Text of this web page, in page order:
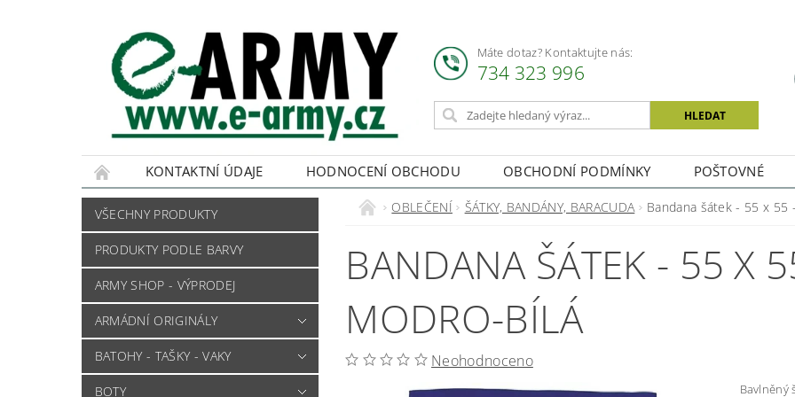
Máte dotaz? Kontaktujte nás:
734 323 996
KONTAKTNÍ ÚDAJE HODNOCENÍ OBCHODU OBCHODNÍ PODMÍNKY POŠTOVNÉ
VŠECHNY PRODUKTY
PRODUKTY PODLE BARVY
ARMY SHOP - VÝPRODEJ
ARMÁDNÍ ORIGINÁLY
BATOHY - TAŠKY - VAKY
BOTY
OBLEČENÍ ŠÁTKY, BANDÁNY, BARACUDA Bandana šátek - 55 x 55
BANDANA ŠÁTEK - 55 X
MODRO-BÍLÁ
Neohodnoceno
Bavlněný